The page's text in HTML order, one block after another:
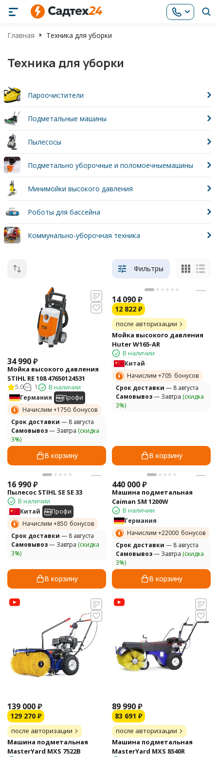
Главная Техника для уборки
Техника для уборки
Пароочистители
Подметальные машины
Пылесосы
Подметально уборочные и поломоечныемашины
Минимойки высокого давления
Роботы для бассейна
Коммунально-уборочная техника
Фильтры
34 990₽
Мойка высокого давления
STIHL RE 108 47650124531
5.0 1 В наличии
Германия
Профи
Начислим +1750 бонусов
Cрок доставки — 8 августа
Самовывоз— Завтра (скидка
3%)
В корзину
14 090₽
12 822 ₽
после авторизации
Мойка высокого давления
Huter W165-AR
В наличии
Китай
Начислим +705 бонусов
Cрок доставки — 8 августа
Самовывоз— Завтра (скидка
3%)
В корзину
16 990₽
Пылесос STIHL SE SE 33
В наличии
Китай
Профи
Начислим +850 бонусов
Cрок доставки — 8 августа
Самовывоз— Завтра (скидка
3%)
В корзину
440 000₽
Машина подметальная
Caiman SM 1200W
В наличии
Германия
Начислим +22000 бонусов
Cрок доставки — 8 августа
Самовывоз— Завтра (скидка
3%)
В корзину
139 000₽
129 270 ₽
после авторизации
Машина подметальная
MasterYard MXS 7522B
89 990₽
83 691 ₽
после авторизации
Машина подметальная
MasterYard MXS 8540R